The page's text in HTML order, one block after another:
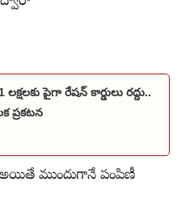
పైగా రేషన్ కార్డులు రద్దు..
ప్రకటన
అయితే ముందుగానే పంపిణీ